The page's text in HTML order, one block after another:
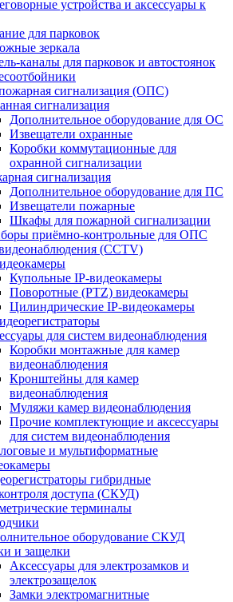
устройства и аксессуары к
для парковок
зеркала
каналы для парковок и автостоянок
сигнализация (ОПС)
сигнализация
Дополнительное оборудование для ОС
Извещатели охранные
Коробки коммутационные для
охранной сигнализации
сигнализация
Дополнительное оборудование для ПС
Извещатели пожарные
Шкафы для пожарной сигнализации
приёмно-контрольные для ОПС
(CCTV)
Купольные IP-видеокамеры
Поворотные (PTZ) видеокамеры
Цилиндрические IP-видеокамеры
для систем видеонаблюдения
Коробки монтажные для камер
видеонаблюдения
Кронштейны для камер
видеонаблюдения
Муляжи камер видеонаблюдения
Прочие комплектующие и аксессуары
для систем видеонаблюдения
и мультиформатные
гибридные
доступа (СКУД)
терминалы
оборудование СКУД
и защелки
Аксессуары для электрозамков и
электрозащелок
Замки электромагнитные